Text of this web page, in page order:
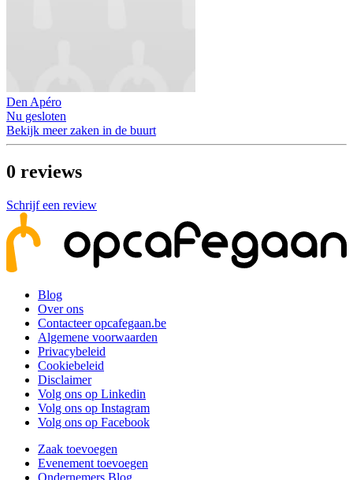
Den Apéro
Nu gesloten
Bekijk meer zaken in de buurt
0 reviews
Schrijf een review
Blog
Over ons
Contacteer opcafegaan.be
Algemene voorwaarden
Privacybeleid
Cookiebeleid
Disclaimer
Volg ons op Linkedin
Volg ons op Instagram
Volg ons op Facebook
Zaak toevoegen
Evenement toevoegen
Ondernemers Blog